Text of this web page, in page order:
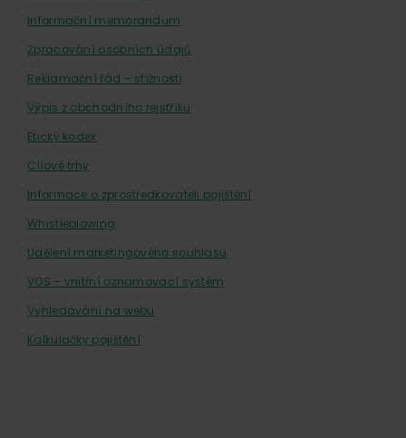
Informační memorandum
Zpracování osobních údajů
Reklamační řád – stížnosti
Výpis z obchodního rejstříku
Etický kodex
Cílové trhy
Informace o zprostředkovateli pojištění
Whistleblowing
Udělení marketingového souhlasu
VOS – vnitřní oznamovací systém
Vyhledávání na webu
Kalkulačky pojištění